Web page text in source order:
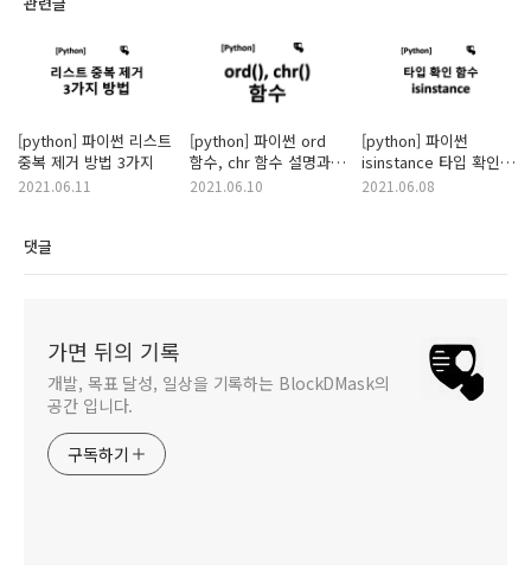
[python] 파이썬 리스트
중복 제거 방법 3가지
2021.06.11
[python] 파이썬 ord
함수, chr 함수 설명과
예제
2021.06.10
[python] 파이썬
isinstance 타입 확인
함수 설명과 예제
2021.06.08
댓글
가면 뒤의 기록
개발, 목표 달성, 일상을 기록하는 BlockDMask의
공간 입니다.
구독하기